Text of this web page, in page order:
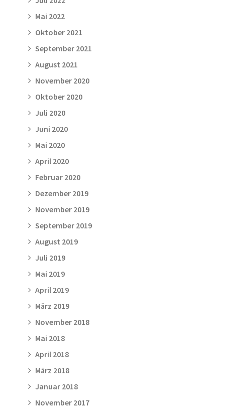
Mai 2022
Oktober 2021
September 2021
August 2021
November 2020
Oktober 2020
Juli 2020
Juni 2020
Mai 2020
April 2020
Februar 2020
Dezember 2019
November 2019
September 2019
August 2019
Juli 2019
Mai 2019
April 2019
März 2019
November 2018
Mai 2018
April 2018
März 2018
Januar 2018
November 2017